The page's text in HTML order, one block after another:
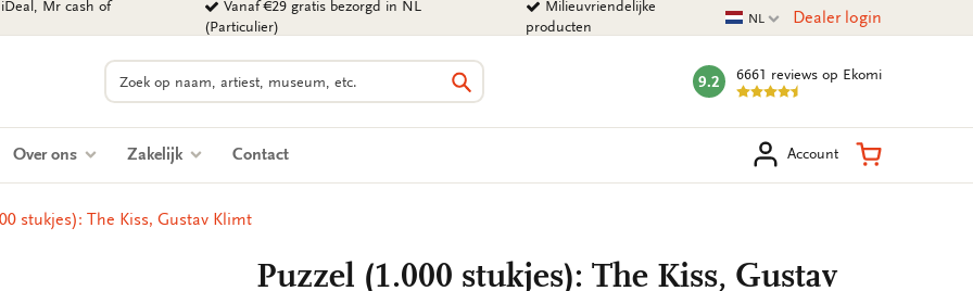
Mr cash of
Vanaf €29 gratis bezorgd in NL
(Particulier)
Milieuvriendelijke
producten
Huidige taal
NL Dealer login
Zoeken
Zoeken
mark:
9.2 6661 reviews op Ekomi
Over ons Zakelijk Contact Account Winkelmand
stukjes): The Kiss, Gustav Klimt
Puzzel (1.000 stukjes): The Kiss, Gustav